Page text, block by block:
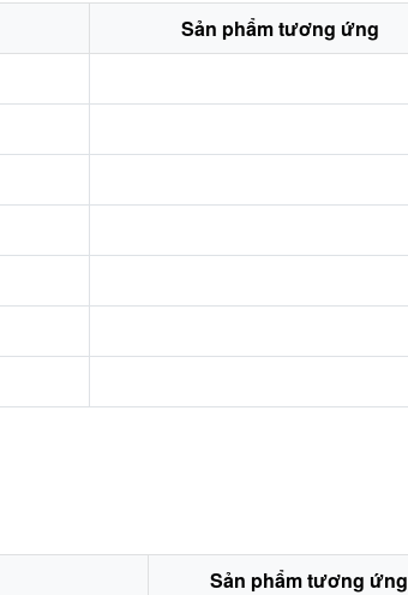
Sản phẩm tương ứng
Sản phẩm tương ứng